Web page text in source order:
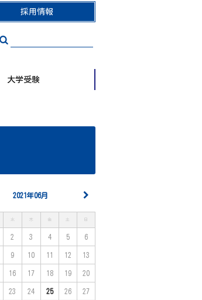
採用情報
大学受験
2021年06月
木 金 土 日
2 3 4 5 6
9 10 11 12 13
16 17 18 19 20
23 24 25 26 27